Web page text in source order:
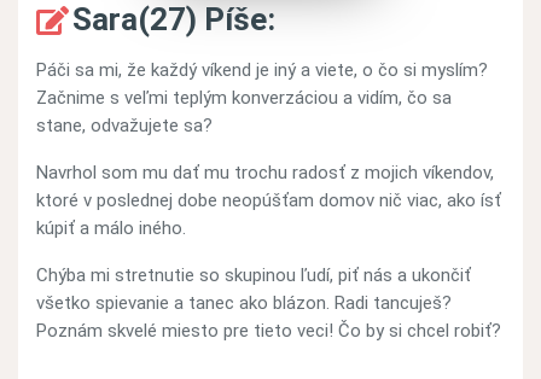
Sara(27) Píše:
Páči sa mi, že každý víkend je iný a viete, o čo si myslím?
Začnime s veľmi teplým konverzáciou a vidím, čo sa
stane, odvažujete sa?
Navrhol som mu dať mu trochu radosť z mojich víkendov,
ktoré v poslednej dobe neopúšťam domov nič viac, ako ísť
kúpiť a málo iného.
Chýba mi stretnutie so skupinou ľudí, piť nás a ukončiť
všetko spievanie a tanec ako blázon. Radi tancuješ?
Poznám skvelé miesto pre tieto veci! Čo by si chcel robiť?